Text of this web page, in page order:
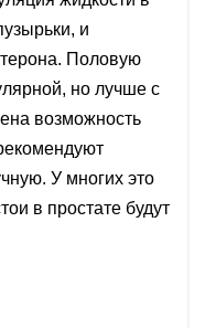
и
Половую
но лучше с
возможность
У многих это
в простате будут